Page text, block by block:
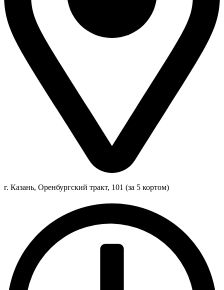
г. Казань, Оренбургский тракт, 101 (за 5 кортом)